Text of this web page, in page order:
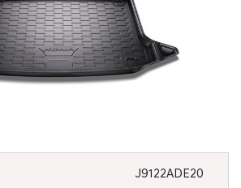
J9122ADE20